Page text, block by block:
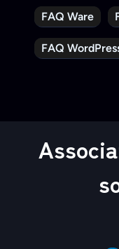
FAQ Ware
FAQ